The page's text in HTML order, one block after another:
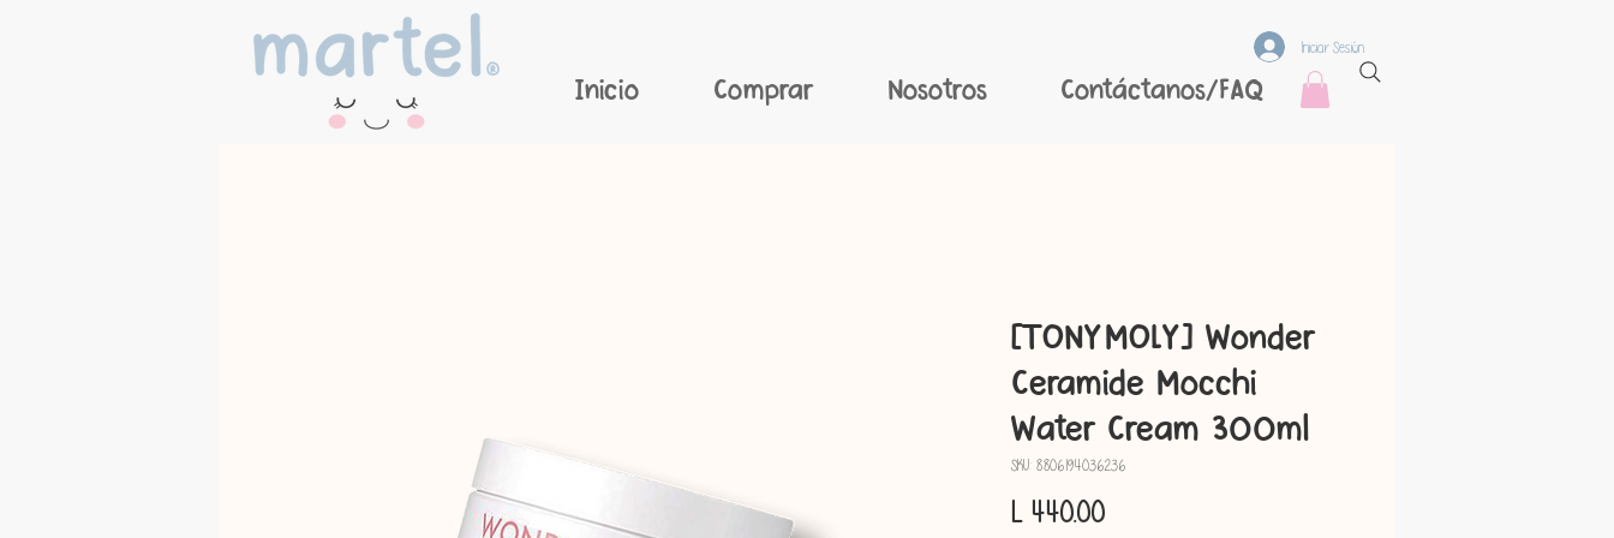
Inicio Comprar Nosotros Contáctanos/FAQ
Iniciar Sesión
[TONYMOLY] Wonder
Ceramide Mocchi
Water Cream 300ml
SKU: 8806194036236
L 440.00Precio